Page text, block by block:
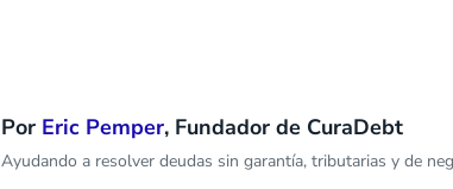
Por Eric Pemper, Fundador de CuraDebt
Ayudando a resolver deudas sin garantía, tributarias y de